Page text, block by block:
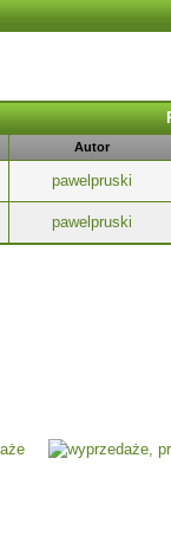
Autor
pawelpruski
pawelpruski